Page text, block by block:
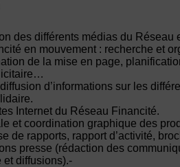
des différents médias du Réseau
en mouvement : recherche et
de la mise en page,
d’informations sur les
Internet du Réseau Financité.
et coordination graphique des
de rapports, rapport d’activité,
presse (rédaction des
et diffusions).-